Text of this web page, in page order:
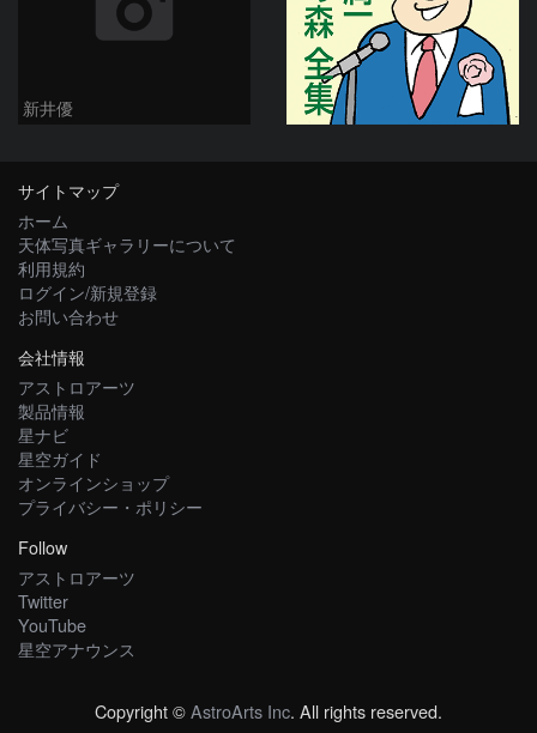
新井優
サイトマップ
ホーム
天体写真ギャラリーについて
利用規約
ログイン/新規登録
お問い合わせ
会社情報
アストロアーツ
製品情報
星ナビ
星空ガイド
オンラインショップ
プライバシー・ポリシー
Follow
アストロアーツ
Twitter
YouTube
星空アナウンス
Copyright ©AstroArts Inc. All rights reserved.